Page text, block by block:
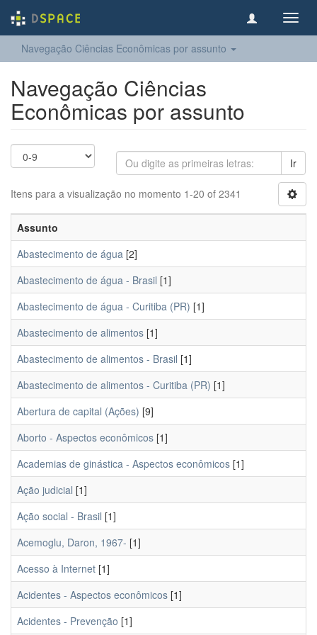
Navegação Ciências Econômicas por assunto
Navegação Ciências
Econômicas por assunto
Ir
Itens para a visualização no momento 1-20 of 2341
Assunto
Abastecimento de água [2]
Abastecimento de água - Brasil [1]
Abastecimento de água - Curitiba (PR) [1]
Abastecimento de alimentos [1]
Abastecimento de alimentos - Brasil [1]
Abastecimento de alimentos - Curitiba (PR) [1]
Abertura de capital (Ações) [9]
Aborto - Aspectos econômicos [1]
Academias de ginástica - Aspectos econômicos [1]
Ação judicial [1]
Ação social - Brasil [1]
Acemoglu, Daron, 1967- [1]
Acesso à Internet [1]
Acidentes - Aspectos econômicos [1]
Acidentes - Prevenção [1]